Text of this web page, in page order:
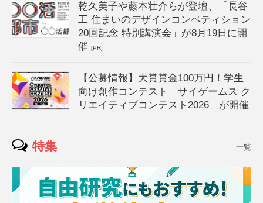
乾久美子や藤本壮介らが登壇、「長谷
工 住まいのデザインコンペティション
20回記念 特別講演会」が8月19日に開
催[PR]
【公募情報】大賞賞金100万円！学生
向け創作コンテスト「サイゲームス ク
リエイティブコンテスト2026」が開催
特集 一覧